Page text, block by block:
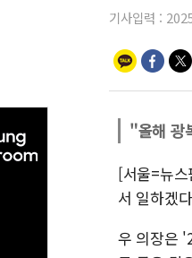
기사입력 :
"올해 광
[서울=뉴
서 일하겠
우 의장은